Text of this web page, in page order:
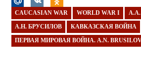
CAUCASIAN WAR WORLD WAR I
А.Н. БРУСИЛОВ КАВКАЗСКАЯ ВОЙНА
ПЕРВАЯ МИРОВАЯ ВОЙНА. A.N.